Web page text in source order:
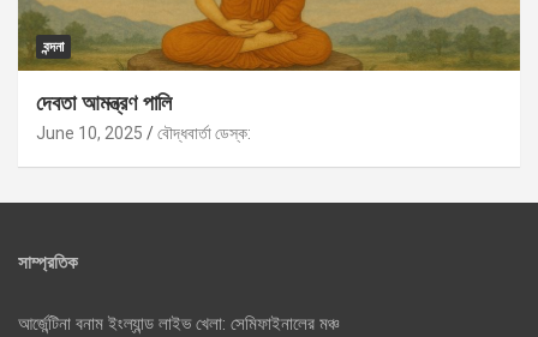
বন্দনা
দেবতা আমন্ত্রণ পালি
June 10, 2025 বৌদ্ধবার্তা ডেস্ক:
সাম্প্রতিক
আর্জেন্টিনা বনাম ইংল্যান্ড লাইভ খেলা: সেমিফাইনালের মঞ্চ